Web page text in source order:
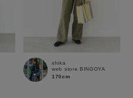
shika
web store BINGOYA
170cm